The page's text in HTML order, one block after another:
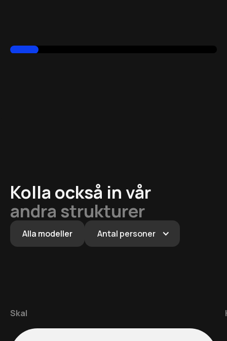
Kolla också in vår
andra strukturer
Alla modeller Antal personer
Skal